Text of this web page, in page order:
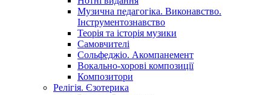
Музична педагогіка. Виконавство.
Інструментознавство
Теорія та історія музики
Самовчителі
Сольфеджіо. Акомпанемент
Вокально-хорові композиції
Композитори
Релігія. Єзотерика